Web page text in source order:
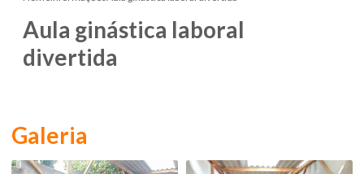
Aula ginástica laboral
divertida
Galeria